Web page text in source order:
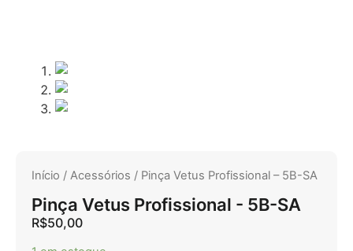
Início / Acessórios / Pinça Vetus Profissional – 5B-SA
Pinça Vetus Profissional - 5B-SA
R$50,00